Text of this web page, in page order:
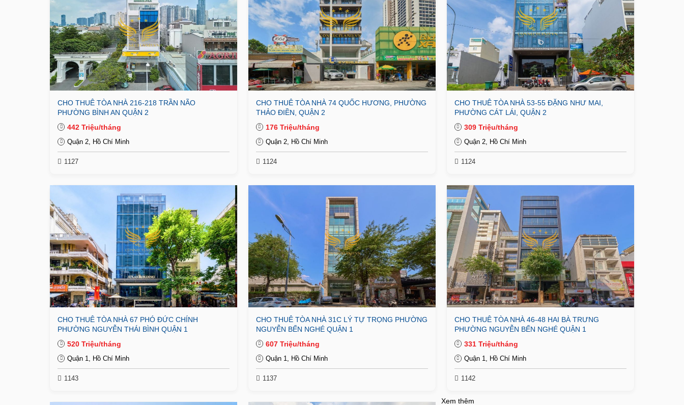
CHO THUÊ TÒA NHÀ 216-218 TRẦN NÃO
PHƯỜNG BÌNH AN QUẬN 2
442 Triệu/tháng
Quận 2, Hồ Chí Minh
1127
CHO THUÊ TÒA NHÀ 74 QUỐC HƯƠNG, PHƯỜNG
THẢO ĐIỀN, QUẬN 2
176 Triệu/tháng
Quận 2, Hồ Chí Minh
1124
CHO THUÊ TÒA NHÀ 53-55 ĐẶNG NHƯ MAI,
PHƯỜNG CÁT LÁI, QUẬN 2
309 Triệu/tháng
Quận 2, Hồ Chí Minh
1124
CHO THUÊ TÒA NHÀ 67 PHÓ ĐỨC CHÍNH
PHƯỜNG NGUYỄN THÁI BÌNH QUẬN 1
520 Triệu/tháng
Quận 1, Hồ Chí Minh
1143
CHO THUÊ TÒA NHÀ 31C LÝ TỰ TRỌNG PHƯỜNG
NGUYỄN BẾN NGHÉ QUẬN 1
607 Triệu/tháng
Quận 1, Hồ Chí Minh
1137
CHO THUÊ TÒA NHÀ 46-48 HAI BÀ TRƯNG
PHƯỜNG NGUYỄN BẾN NGHÉ QUẬN 1
331 Triệu/tháng
Quận 1, Hồ Chí Minh
1142
Xem thêm